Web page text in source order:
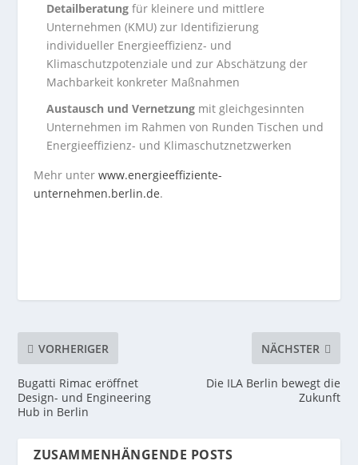
Detailberatung für kleinere und mittlere
Unternehmen (KMU) zur Identifizierung
individueller Energieeffizienz- und
Klimaschutzpotenziale und zur Abschätzung der
Machbarkeit konkreter Maßnahmen
Austausch und Vernetzung mit gleichgesinnten
Unternehmen im Rahmen von Runden Tischen und
Energieeffizienz- und Klimaschutznetzwerken
Mehr unterwww.energieeffiziente-
unternehmen.berlin.de.
VORHERIGER
Bugatti Rimac eröffnet
Design- und Engineering
Hub in Berlin
NÄCHSTER
Die ILA Berlin bewegt die
Zukunft
ZUSAMMENHÄNGENDE POSTS